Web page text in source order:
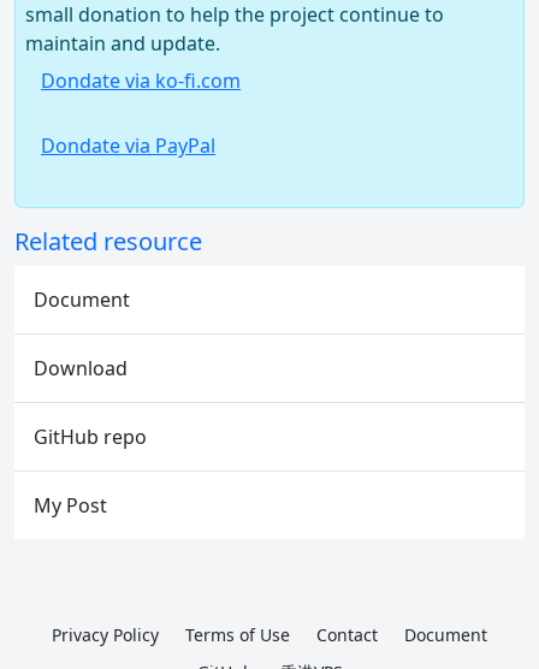
small donation to help the project continue to
maintain and update.
Dondate via ko-fi.com
Dondate via PayPal
Related resource
Document
Download
GitHub repo
My Post
Privacy Policy Terms of Use Contact
Document